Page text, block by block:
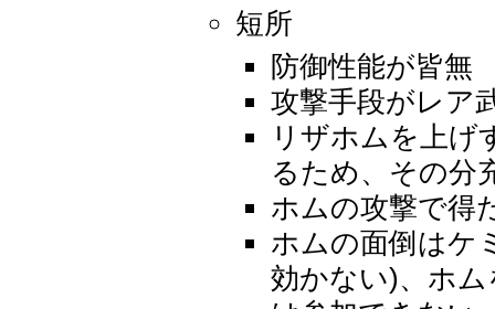
短所
防御性能が皆無
攻撃手段がレア
リザホムを上げ
るため、その分
ホムの攻撃で得
ホムの面倒はケ
効かない)、ホ